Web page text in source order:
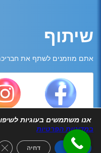
שיתוף
אתם מוזמנים לשתף את
אנו משתמשים בעוגיות
במדיניות הפרטיות
אישור דחיה